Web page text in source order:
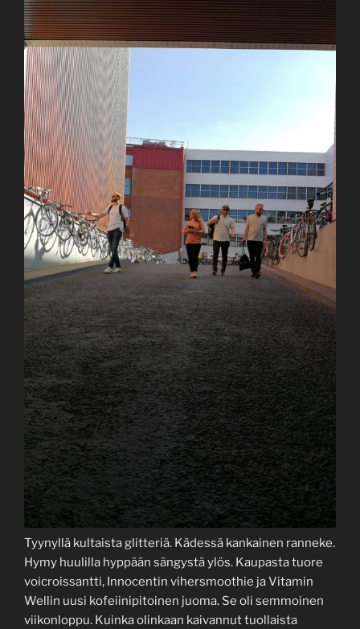
Tyynyllä kultaista glitteriä. Kädessä kankainen ranneke.
Hymy huulilla hyppään sängystä ylös. Kaupasta tuore
voicroissantti, Innocentin vihersmoothie ja Vitamin
Wellin uusi kofeiinipitoinen juoma. Se oli semmoinen
viikonloppu. Kuinka olinkaan kaivannut tuollaista